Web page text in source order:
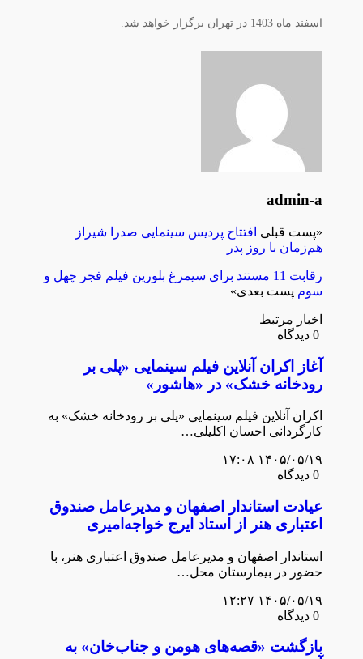
اسفند ماه 1403 در تهران برگزار خواهد شد.
admin-a
«پست قبلی افتتاح پردیس سینمایی صدرا شیراز
هم‌زمان با روز پدر
رقابت 11 مستند برای سیمرغ بلورین فیلم فجر چهل و
سوم پست بعدی»
اخبار مرتبط
0 دیدگاه
آغاز اکران آنلاین فیلم سینمایی «پلی بر
رودخانه خشک» در «هاشور»
اکران آنلاین فیلم سینمایی «پلی بر رودخانه خشک» به
کارگردانی احسان اکلیلی…
۱۴۰۵/۰۵/۱۹ ۱۷:۰۸
0 دیدگاه
عیادت استاندار اصفهان و مدیرعامل صندوق
اعتباری هنر از استاد ایرج خواجه‌امیری
استاندار اصفهان و مديرعامل صندوق اعتباری هنر، با
حضور در بيمارستان محل…
۱۴۰۵/۰۵/۱۹ ۱۲:۲۷
0 دیدگاه
بازگشت «قصه‌های هومن و جناب‌خان» به